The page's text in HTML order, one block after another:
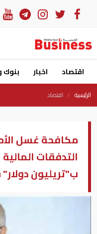
اقتصاد اخبار
الرئيسية اقتصاد
مكافحة غسل
التدفقات
ب"تريليون